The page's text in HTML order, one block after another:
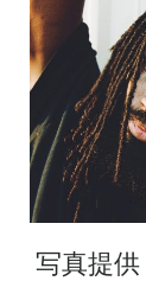
写真提供